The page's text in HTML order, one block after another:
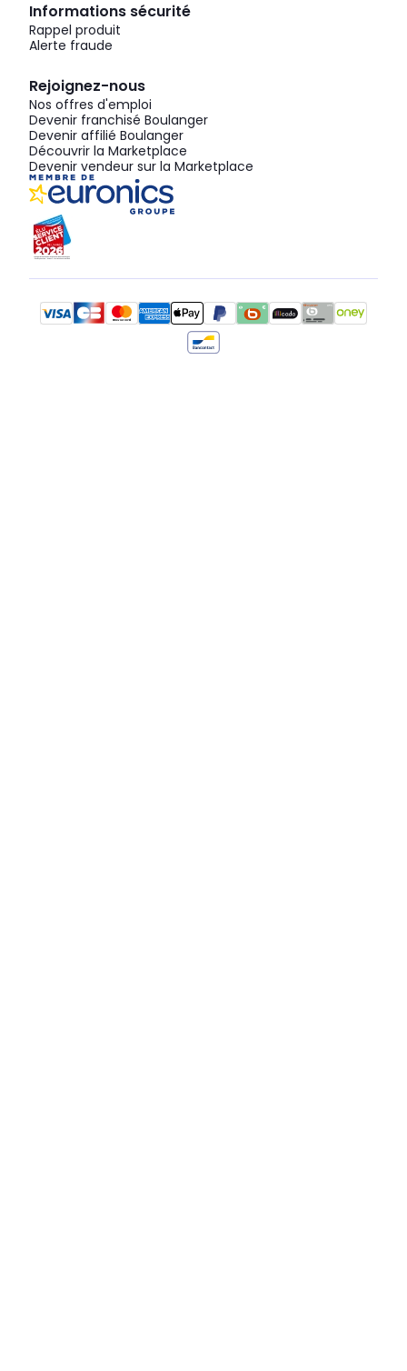
Informations sécurité
Rappel produit
Alerte fraude
Rejoignez-nous
Nos offres d'emploi
Devenir franchisé Boulanger
Devenir affilié Boulanger
Découvrir la Marketplace
Devenir vendeur sur la Marketplace